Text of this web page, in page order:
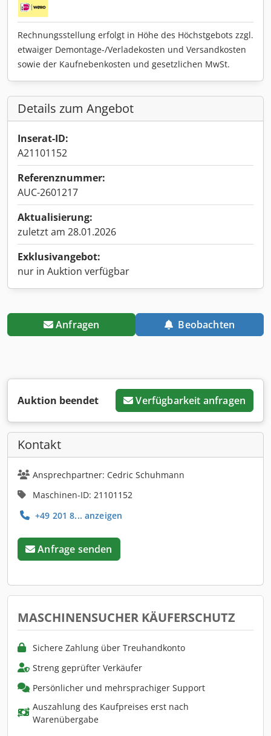
Rechnungsstellung erfolgt in Höhe des Höchstgebots zzgl.
etwaiger Demontage-/Verladekosten und Versandkosten
sowie der Kaufnebenkosten und gesetzlichen MwSt.
Details zum Angebot
Inserat-ID:
A21101152
Referenznummer:
AUC-2601217
Aktualisierung:
zuletzt am 28.01.2026
Exklusivangebot:
nur in Auktion verfügbar
Anfragen Beobachten
Auktion beendet Verfügbarkeit anfragen
Kontakt
Ansprechpartner: Cedric Schuhmann
Maschinen-ID: 21101152
+49 201 8... anzeigen
Anfrage senden
MASCHINENSUCHER KÄUFERSCHUTZ
Sichere Zahlung über Treuhandkonto
Streng geprüfter Verkäufer
Persönlicher und mehrsprachiger Support
Auszahlung des Kaufpreises erst nach
Warenübergabe